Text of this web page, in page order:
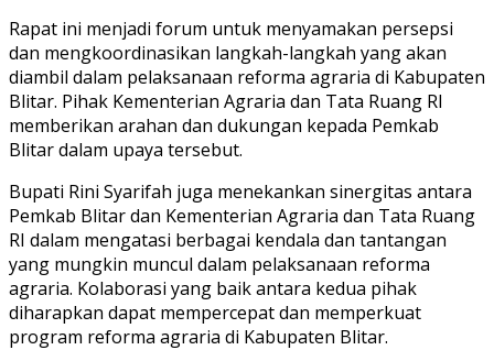
Rapat ini menjadi forum untuk menyamakan persepsi
dan mengkoordinasikan langkah-langkah yang akan
diambil dalam pelaksanaan reforma agraria di Kabupaten
Blitar. Pihak Kementerian Agraria dan Tata Ruang RI
memberikan arahan dan dukungan kepada Pemkab
Blitar dalam upaya tersebut.
Bupati Rini Syarifah juga menekankan sinergitas antara
Pemkab Blitar dan Kementerian Agraria dan Tata Ruang
RI dalam mengatasi berbagai kendala dan tantangan
yang mungkin muncul dalam pelaksanaan reforma
agraria. Kolaborasi yang baik antara kedua pihak
diharapkan dapat mempercepat dan memperkuat
program reforma agraria di Kabupaten Blitar.